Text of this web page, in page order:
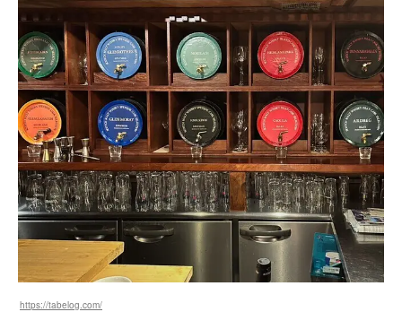
https://tabelog.com/